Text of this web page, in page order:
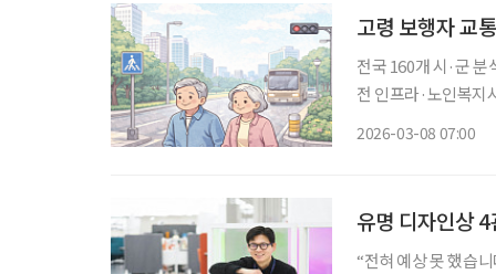
고령 보행자 교
전국 160개 시·군 분
전 인프라·노인복지시설 체계로
2026-03-08 07:00
유명 디자인상
“전혀 예상 못 했습